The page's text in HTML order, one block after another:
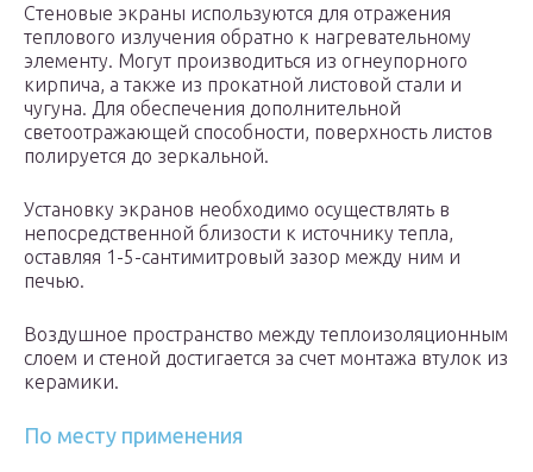
Стеновые экраны используются для отражения
теплового излучения обратно к нагревательному
элементу. Могут производиться из огнеупорного
кирпича, а также из прокатной листовой стали и
чугуна. Для обеспечения дополнительной
светоотражающей способности, поверхность листов
полируется до зеркальной.
Установку экранов необходимо осуществлять в
непосредственной близости к источнику тепла,
оставляя 1-5-сантимитровый зазор между ним и
печью.
Воздушное пространство между теплоизоляционным
слоем и стеной достигается за счет монтажа втулок из
керамики.
По месту применения